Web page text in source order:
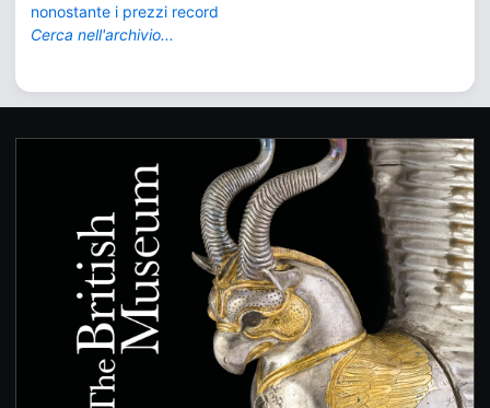
nonostante i prezzi record
Cerca nell'archivio...